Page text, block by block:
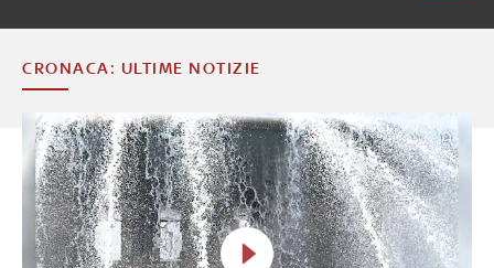
CRONACA: ULTIME NOTIZIE